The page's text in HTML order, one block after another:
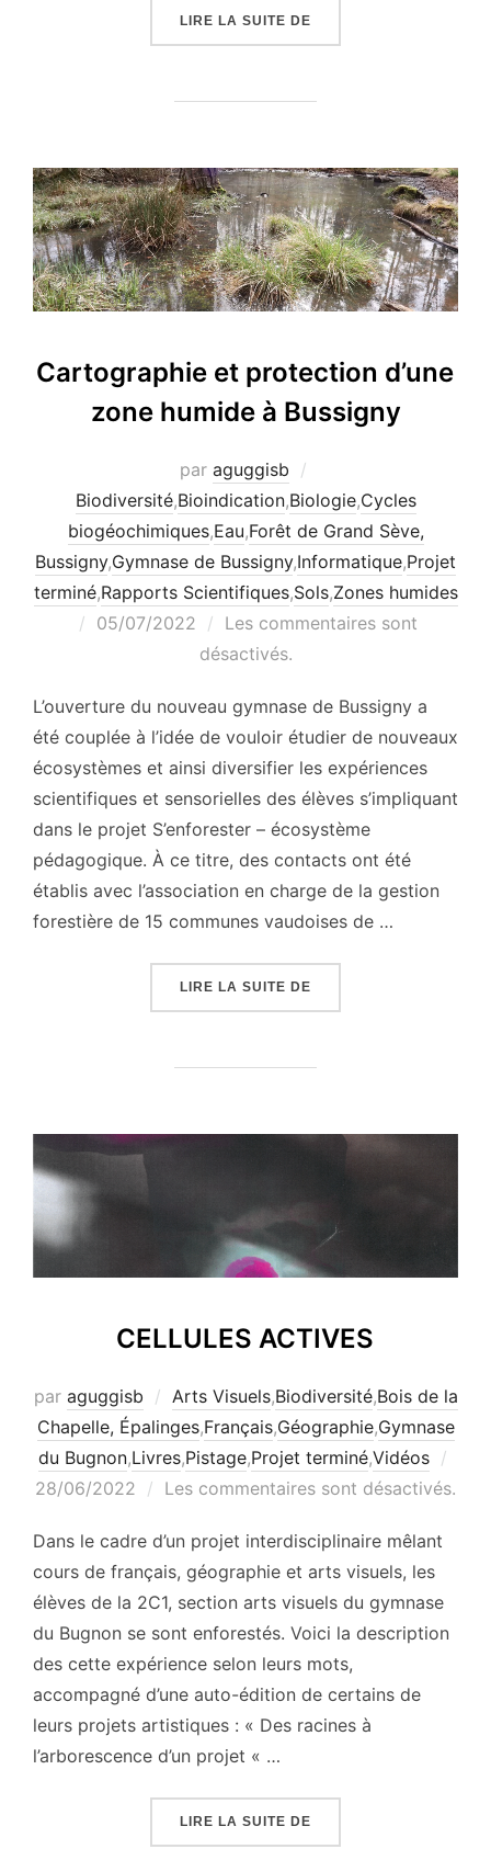
LIRE LA SUITE DE
Cartographie et protection d’une
zone humide à Bussigny
par aguggisb
Biodiversité,Bioindication,Biologie,Cycles
biogéochimiques,Eau,Forêt de Grand Sève,
Bussigny,Gymnase de Bussigny,Informatique,Projet
terminé,Rapports Scientifiques,Sols,Zones humides
Publié
05/07/2022
Les commentaires sont
désactivés.
L’ouverture du nouveau gymnase de Bussigny a
été couplée à l’idée de vouloir étudier de nouveaux
écosystèmes et ainsi diversifier les expériences
scientifiques et sensorielles des élèves s’impliquant
dans le projet S’enforester – écosystème
pédagogique. À ce titre, des contacts ont été
établis avec l’association en charge de la gestion
forestière de 15 communes vaudoises de …
LIRE LA SUITE DE
CELLULES ACTIVES
par aguggisb Arts Visuels,Biodiversité,Bois de la
Chapelle, Épalinges,Français,Géographie,Gymnase
du Bugnon,Livres,Pistage,Projet terminé,Vidéos
28/06/2022 Les commentaires sont désactivés.
Dans le cadre d’un projet interdisciplinaire mêlant
cours de français, géographie et arts visuels, les
élèves de la 2C1, section arts visuels du gymnase
du Bugnon se sont enforestés. Voici la description
des cette expérience selon leurs mots,
accompagné d’une auto-édition de certains de
leurs projets artistiques : « Des racines à
l’arborescence d’un projet « …
LIRE LA SUITE DE